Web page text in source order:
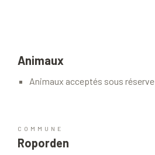
Animaux
Animaux acceptés sous réserve
COMMUNE
Roporden